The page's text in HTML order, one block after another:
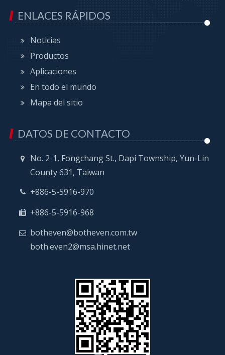
ENLACES RÁPIDOS
Noticias
Productos
Aplicaciones
En todo el mundo
Mapa del sitio
DATOS DE CONTACTO
No. 2-1, Fongchang St., Dapi Township, Yun-Lin
County 631, Taiwan
+886-5-5916-970
+886-5-5916-968
botheven@botheven.com.tw
both.even2@msa.hinet.net